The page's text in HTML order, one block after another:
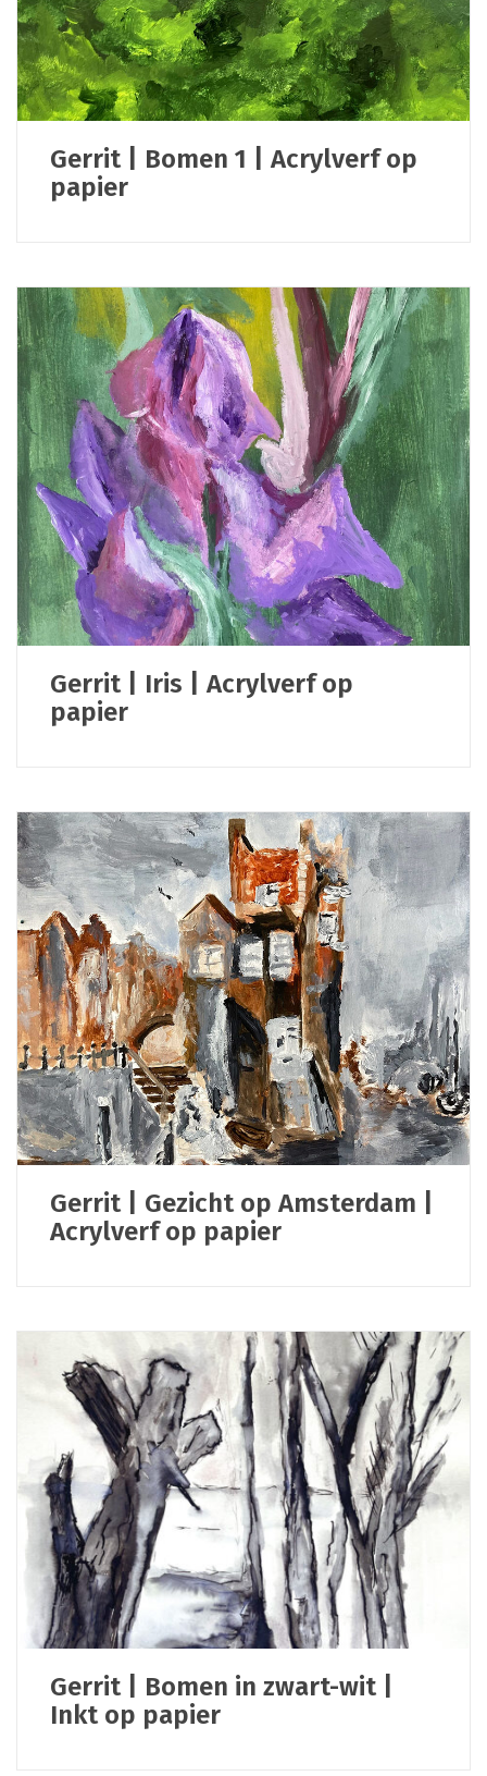
Gerrit | Bomen 1 | Acrylverf op
papier
Gerrit | Iris | Acrylverf op
papier
Gerrit | Gezicht op Amsterdam |
Acrylverf op papier
Gerrit | Bomen in zwart-wit |
Inkt op papier